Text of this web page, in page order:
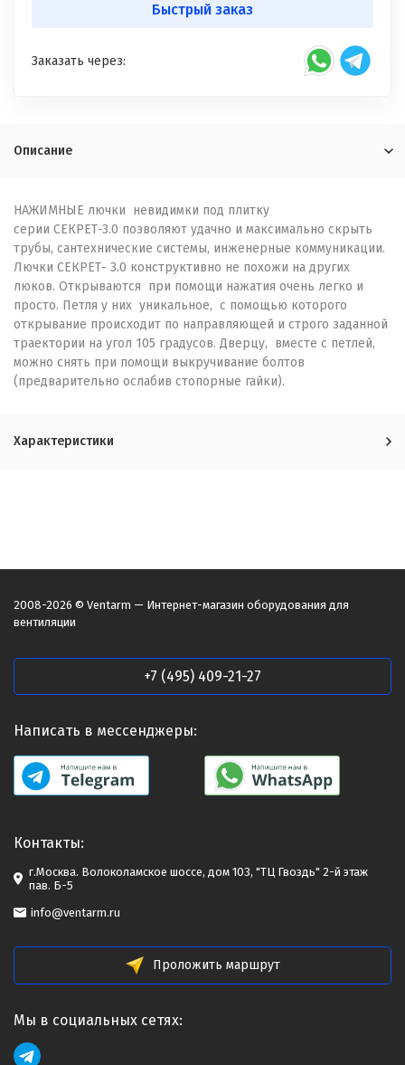
Быстрый заказ
Заказать через:
Описание
НАЖИМНЫЕ лючки невидимки под плитку
серии СЕКРЕТ-3.0 позволяют удачно и максимально скрыть
трубы, сантехнические системы, инженерные коммуникации.
Лючки СЕКРЕТ- 3.0 конструктивно не похожи на других
люков. Открываются при помощи нажатия очень легко и
просто. Петля у них уникальное, с помощью которого
открывание происходит по направляющей и строго заданной
траектории на угол 105 градусов. Дверцу, вместе с петлей,
можно снять при помощи выкручивание болтов
(предварительно ослабив стопорные гайки).
Характеристики
2008-2026 © Ventarm — Интернет-магазин оборудования для
вентиляции
+7 (495) 409-21-27
Написать в мессенджеры:
Контакты:
г.Москва. Волоколамское шоссе, дом 103, "ТЦ Гвоздь" 2-й этаж
пав. Б-5
info@ventarm.ru
Проложить маршрут
Мы в социальных сетях: